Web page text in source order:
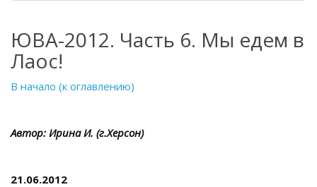
ЮВА-2012. Часть 6. Мы едем в
Лаос!
В начало (к оглавлению)
Автор: Ирина И. (г.Херсон)
21.06.2012